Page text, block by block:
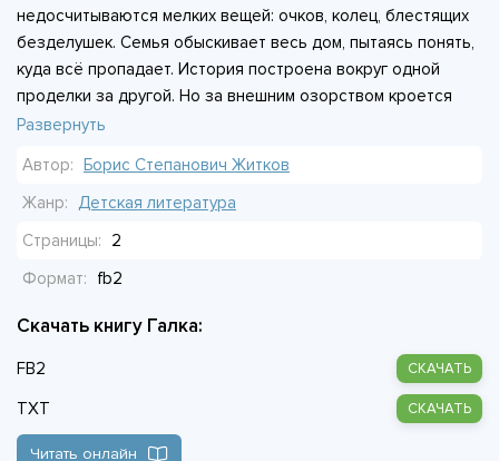
недосчитываются мелких вещей: очков, колец, блестящих
безделушек. Семья обыскивает весь дом, пытаясь понять,
куда всё пропадает. История построена вокруг одной
проделки за другой. Но за внешним озорством кроется
простой и важный урок: не спеши осуждать, пока не
оценке чужого поступка, если судить по первому
впечатлению. А ещё поймут, что даже у самой шаловливой
птицы могут быть свои резоны. Справедливость требует
терпения.
Развернуть
Автор: Борис Степанович Житков
Жанр: Детская литература
Страницы:
2
Формат:
fb2
Скачать книгу Галка:
FB2 СКАЧАТЬ
TXT СКАЧАТЬ
Читать онлайн